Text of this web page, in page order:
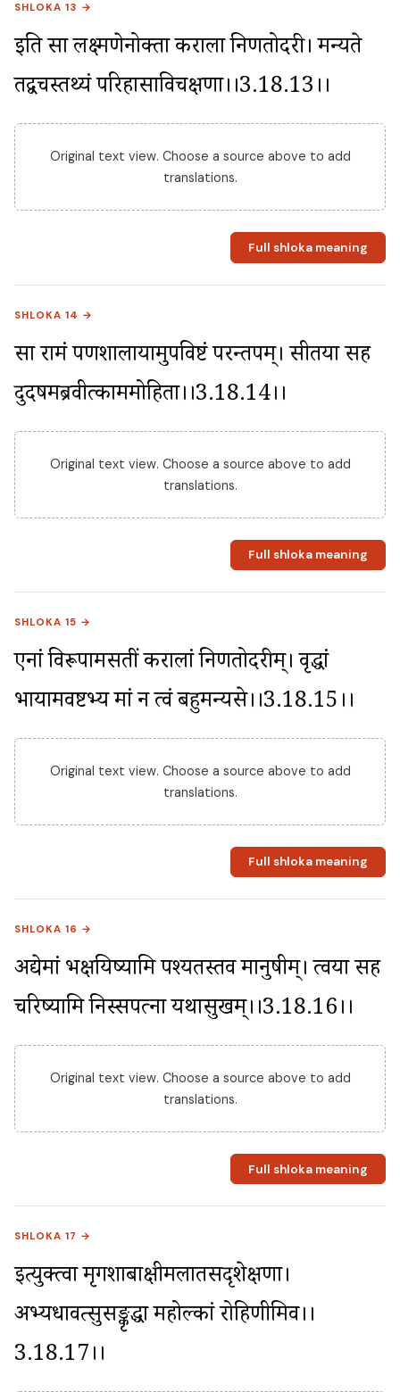
SHLOKA 13 →
इति सा लक्ष्मणेनोक्ता कराला निर्णतोदरी। मन्यते
तद्वचस्तथ्यं परिहासाविचक्षणा।।3.18.13।।
Original text view. Choose a source above to add
translations.
Full shloka meaning
SHLOKA 14 →
सा रामं पर्णशालायामुपविष्टं परन्तपम्। सीतया सह
दुर्दर्षमब्रवीत्काममोहिता।।3.18.14।।
Original text view. Choose a source above to add
translations.
Full shloka meaning
SHLOKA 15 →
एनां विरूपामसतीं करालां निर्णतोदरीम्। वृद्धां
भार्यामवष्टभ्य मां न त्वं बहुमन्यसे।।3.18.15।।
Original text view. Choose a source above to add
translations.
Full shloka meaning
SHLOKA 16 →
अद्येमां भक्षयिष्यामि पश्यतस्तव मानुषीम्। त्वया सह
चरिष्यामि निस्सपत्ना यथासुखम्।।3.18.16।।
Original text view. Choose a source above to add
translations.
Full shloka meaning
SHLOKA 17 →
इत्युक्त्वा मृगशाबाक्षीमलातसदृशेक्षणा।
अभ्यधावत्सुसङ्कृद्धा महोल्कां रोहिणीमिव।।
3.18.17।।